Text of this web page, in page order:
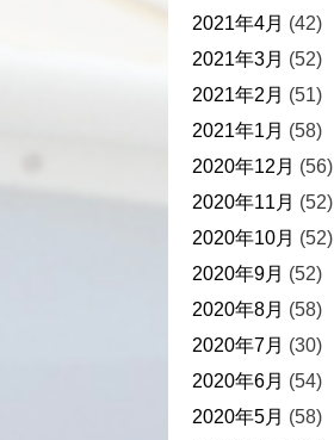
2021年4月 (42)
2021年3月 (52)
2021年2月 (51)
2021年1月 (58)
2020年12月 (56)
2020年11月 (52)
2020年10月 (52)
2020年9月 (52)
2020年8月 (58)
2020年7月 (30)
2020年6月 (54)
2020年5月 (58)